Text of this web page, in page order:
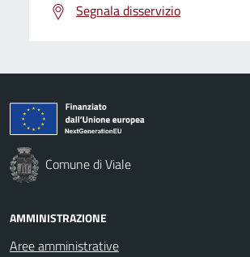
Segnala disservizio
Comune di Viale
AMMINISTRAZIONE
Aree amministrative